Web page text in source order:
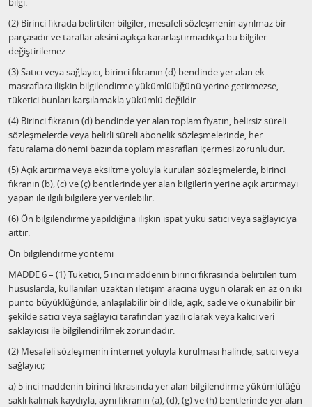
(2) Birinci fıkrada belirtilen bilgiler, mesafeli sözleşmenin ayrılmaz bir
parçasıdır ve taraflar aksini açıkça kararlaştırmadıkça bu bilgiler
değiştirilemez.
(3) Satıcı veya sağlayıcı, birinci fıkranın (d) bendinde yer alan ek
masraflara ilişkin bilgilendirme yükümlülüğünü yerine getirmezse,
tüketici bunları karşılamakla yükümlü değildir.
(4) Birinci fıkranın (d) bendinde yer alan toplam fiyatın, belirsiz süreli
sözleşmelerde veya belirli süreli abonelik sözleşmelerinde, her
faturalama dönemi bazında toplam masrafları içermesi zorunludur.
(5) Açık artırma veya eksiltme yoluyla kurulan sözleşmelerde, birinci
fıkranın (b), (c) ve (ç) bentlerinde yer alan bilgilerin yerine açık artırmayı
yapan ile ilgili bilgilere yer verilebilir.
(6) Ön bilgilendirme yapıldığına ilişkin ispat yükü satıcı veya sağlayıcıya
aittir.
Ön bilgilendirme yöntemi
MADDE 6 – (1) Tüketici, 5 inci maddenin birinci fıkrasında belirtilen tüm
hususlarda, kullanılan uzaktan iletişim aracına uygun olarak en az on iki
punto büyüklüğünde, anlaşılabilir bir dilde, açık, sade ve okunabilir bir
şekilde satıcı veya sağlayıcı tarafından yazılı olarak veya kalıcı veri
saklayıcısı ile bilgilendirilmek zorundadır.
(2) Mesafeli sözleşmenin internet yoluyla kurulması halinde, satıcı veya
sağlayıcı;
a) 5 inci maddenin birinci fıkrasında yer alan bilgilendirme yükümlülüğü
saklı kalmak kaydıyla, aynı fıkranın (a), (d), (g) ve (h) bentlerinde yer alan